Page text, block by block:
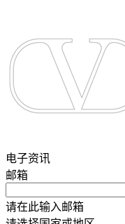
电子资讯
邮箱
请在此输入邮箱